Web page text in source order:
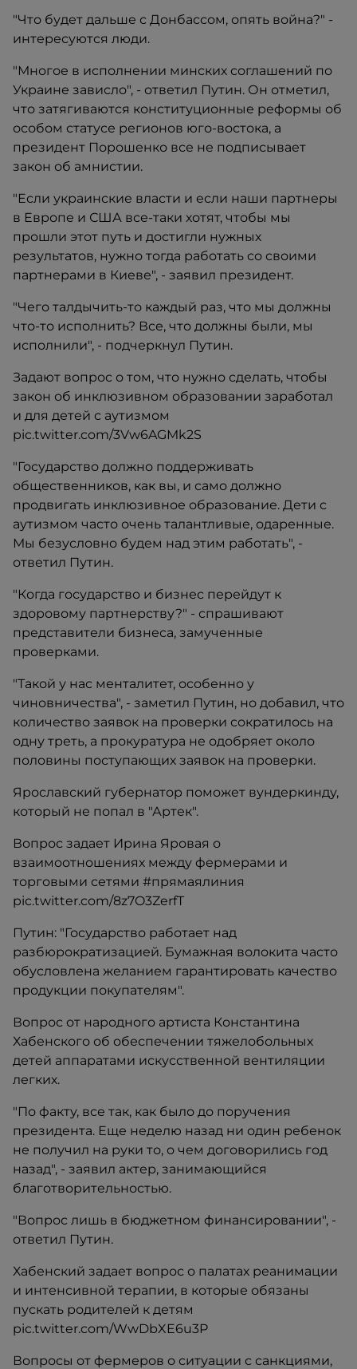
"Что будет дальше с Донбассом, опять война?" -
интересуются люди.
"Многое в исполнении минских соглашений по
Украине зависло", - ответил Путин. Он отметил,
что затягиваются конституционные реформы об
особом статусе регионов юго-востока, а
президент Порошенко все не подписывает
закон об амнистии.
"Если украинские власти и если наши партнеры
в Европе и США все-таки хотят, чтобы мы
прошли этот путь и достигли нужных
результатов, нужно тогда работать со своими
партнерами в Киеве", - заявил президент.
"Чего талдычить-то каждый раз, что мы должны
что-то исполнить? Все, что должны были, мы
исполнили", - подчеркнул Путин.
Задают вопрос о том, что нужно сделать, чтобы
закон об инклюзивном образовании заработал
и для детей с аутизмом
pic.twitter.com/3Vw6AGMk2S
"Государство должно поддерживать
общественников, как вы, и само должно
продвигать инклюзивное образование. Дети с
аутизмом часто очень талантливые, одаренные.
Мы безусловно будем над этим работать", -
ответил Путин.
"Когда государство и бизнес перейдут к
здоровому партнерству?" - спрашивают
представители бизнеса, замученные
проверками.
"Такой у нас менталитет, особенно у
чиновничества", - заметил Путин, но добавил, что
количество заявок на проверки сократилось на
одну треть, а прокуратура не одобряет около
половины поступающих заявок на проверки.
Ярославский губернатор поможет вундеркинду,
который не попал в "Артек".
Вопрос задает Ирина Яровая о
взаимоотношениях между фермерами и
торговыми сетями #прямаялиния
pic.twitter.com/8z7O3ZerfT
Путин: "Государство работает над
разбюрократизацией. Бумажная волокита часто
обусловлена желанием гарантировать качество
продукции покупателям".
Вопрос от народного артиста Константина
Хабенского об обеспечении тяжелобольных
детей аппаратами искусственной вентиляции
легких.
"По факту, все так, как было до поручения
президента. Еще неделю назад ни один ребенок
не получил на руки то, о чем договорились год
назад", - заявил актер, занимающийся
благотворительностью.
"Вопрос лишь в бюджетном финансировании", -
ответил Путин.
Хабенский задает вопрос о палатах реанимации
и интенсивной терапии, в которые обязаны
пускать родителей к детям
pic.twitter.com/WwDbXE6u3P
Вопросы от фермеров о ситуации с санкциями,